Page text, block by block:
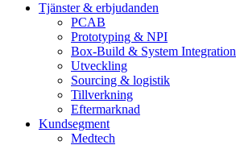
Tjänster & erbjudanden
PCAB
Prototyping & NPI
Box‑Build & System Integration
Utveckling
Sourcing & logistik
Tillverkning
Eftermarknad
Kundsegment
Medtech